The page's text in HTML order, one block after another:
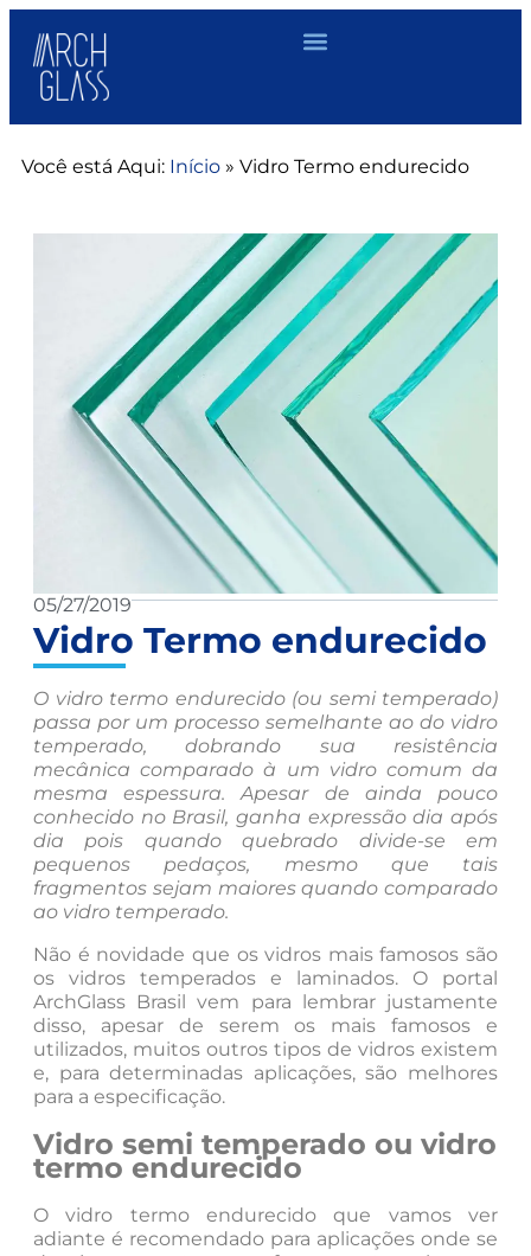
Você está Aqui: Início » Vidro Termo endurecido
05/27/2019
Vidro Termo endurecido
O vidro termo endurecido (ou semi temperado)
passa por um processo semelhante ao do vidro
temperado, dobrando sua resistência
mecânica comparado à um vidro comum da
mesma espessura. Apesar de ainda pouco
conhecido no Brasil, ganha expressão dia após
dia pois quando quebrado divide-se em
pequenos pedaços, mesmo que tais
fragmentos sejam maiores quando comparado
ao vidro temperado.
Não é novidade que os vidros mais famosos são
os vidros temperados e laminados. O portal
ArchGlass Brasil vem para lembrar justamente
disso, apesar de serem os mais famosos e
utilizados, muitos outros tipos de vidros existem
e, para determinadas aplicações, são melhores
para a especificação.
Vidro semi temperado ou vidro
termo endurecido
O vidro termo endurecido que vamos ver
adiante é recomendado para aplicações onde se